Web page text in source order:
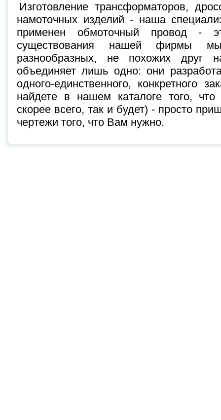
Изготовление трансформаторов,
намоточных изделий - наша
применен обмоточный провод
существования нашей фирмы
разнообразных, не похожих друг
объединяет лишь одно: они
одного-единственного, конкретного
найдете в нашем каталоге того,
скорее всего, так и будет) - просто
чертежи того, что Вам нужно.